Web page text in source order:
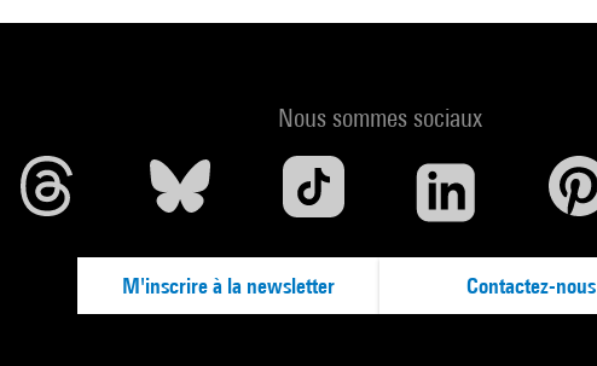
Nous sommes sociaux
M'inscrire à la newsletter Contactez-nous